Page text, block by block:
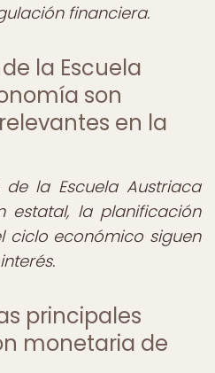
financiera.
la Escuela
son
en la
la Escuela Austriaca
estatal, la planificación
ciclo económico siguen
principales
monetaria de